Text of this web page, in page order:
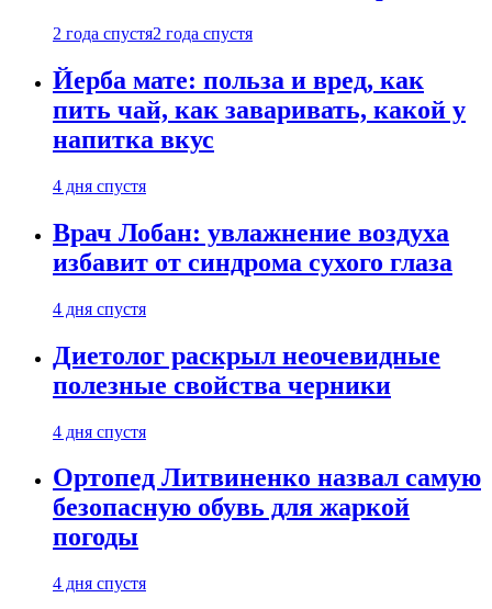
2 года спустя2 года спустя
Йерба мате: польза и вред, как
пить чай, как заваривать, какой у
напитка вкус
4 дня спустя
Врач Лобан: увлажнение воздуха
избавит от синдрома сухого глаза
4 дня спустя
Диетолог раскрыл неочевидные
полезные свойства черники
4 дня спустя
Ортопед Литвиненко назвал самую
безопасную обувь для жаркой
погоды
4 дня спустя